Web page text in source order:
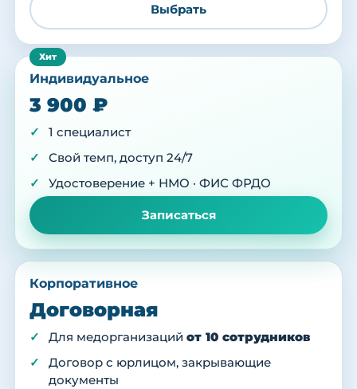
Выбрать
Индивидуальное
3 900 ₽
1 специалист
Свой темп, доступ 24/7
Удостоверение + НМО · ФИС ФРДО
Записаться
Корпоративное
Договорная
Для медорганизаций от 10 сотрудников
Договор с юрлицом, закрывающие
документы